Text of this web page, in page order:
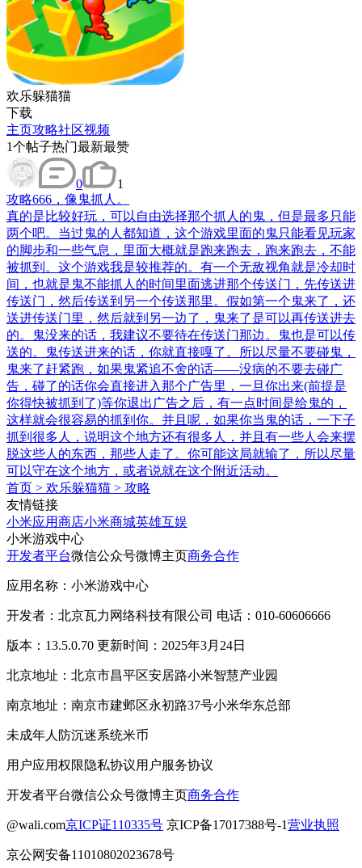
欢乐躲猫猫
下载
主页攻略社区视频
1个帖子热门最新最赞
0
1
攻略666，像鬼抓人。
真的是比较好玩，可以自由选择那个抓人的鬼，但是最多只能
两个吧。当过鬼的人都知道，这个游戏里面的鬼只能看见玩家
的脚步和一些气息，里面大概就是跑来跑去，跑来跑去，不能
被抓到。这个游戏我是较推荐的。有一个无敌视角就是冷却时
间，也就是鬼不能抓人的时间里面逃进那个传送门，先传送进
传送门，然后传送到另一个传送那里。假如第一个鬼来了，还
送进传送门里，然后就到另一边了，鬼来了是可以再传送进去
的。鬼没来的话，我建议不要待在传送门那边。鬼也是可以传
送的。鬼传送进来的话，你就直接嘎了。所以尽量不要碰鬼，
鬼来了赶紧跑，如果鬼紧追不舍的话——没病的不要去碰广
告，碰了的话你会直接进入那个广告里，一旦你出来(前提是
你得快被抓到了)等你退出广告之后，有一点时间是给鬼的，
这样就会很容易的抓到你。并且呢，如果你当鬼的话，一下子
抓到很多人，说明这个地方还有很多人，并且有一些人会来摆
脱这些人的东西，那些人走了。你可能这局就输了，所以尽量
可以守在这个地方，或者说就在这个附近活动。
首页 > 欢乐躲猫猫 > 攻略
友情链接
小米应用商店小米商城英雄互娱
小米游戏中心
开发者平台微信公众号微博主页商务合作
应用名称：小米游戏中心
开发者：北京瓦力网络科技有限公司 电话：010-60606666
版本：13.5.0.70 更新时间：2025年3月24日
北京地址：北京市昌平区安居路小米智慧产业园
南京地址：南京市建邺区永初路37号小米华东总部
未成年人防沉迷系统米币
用户应用权限隐私协议用户服务协议
开发者平台微信公众号微博主页商务合作
@wali.com京ICP证110335号 京ICP备17017388号-1营业执照
京公网安备11010802023678号